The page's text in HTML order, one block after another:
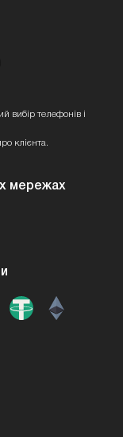
вибір телефонів і
клієнта.
мережах